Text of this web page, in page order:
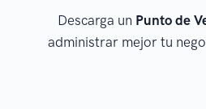
Descarga un Punto de
administrar mejor tu